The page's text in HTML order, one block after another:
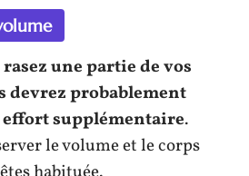
une partie de vos
devrez probablement
supplémentaire.
le volume et le corps